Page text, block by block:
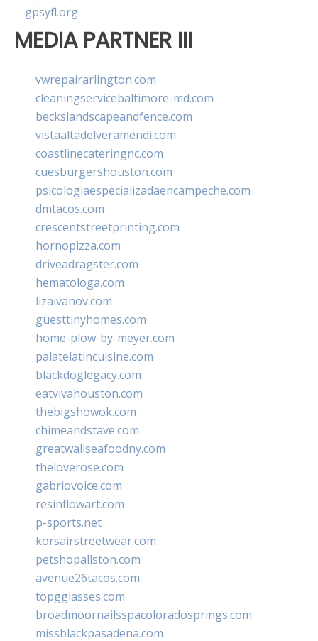
gpsyfl.org
MEDIA PARTNER III
vwrepairarlington.com
cleaningservicebaltimore-md.com
beckslandscapeandfence.com
vistaaltadelveramendi.com
coastlinecateringnc.com
cuesburgershouston.com
psicologiaespecializadaencampeche.com
dmtacos.com
crescentstreetprinting.com
hornopizza.com
driveadragster.com
hematologa.com
lizaivanov.com
guesttinyhomes.com
home-plow-by-meyer.com
palatelatincuisine.com
blackdoglegacy.com
eatvivahouston.com
thebigshowok.com
chimeandstave.com
greatwallseafoodny.com
theloverose.com
gabriovoice.com
resinflowart.com
p-sports.net
korsairstreetwear.com
petshopallston.com
avenue26tacos.com
topgglasses.com
broadmoornailsspacoloradosprings.com
missblackpasadena.com